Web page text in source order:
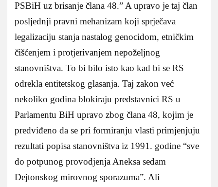
PSBiH uz brisanje člana 48.” A upravo je taj član
posljednji pravni mehanizam koji sprječava
legalizaciju stanja nastalog genocidom, etničkim
čišćenjem i protjerivanjem nepoželjnog
stanovništva. To bi bilo isto kao kad bi se RS
odrekla entitetskog glasanja. Taj zakon već
nekoliko godina blokiraju predstavnici RS u
Parlamentu BiH upravo zbog člana 48, kojim je
predviđeno da se pri formiranju vlasti primjenjuju
rezultati popisa stanovništva iz 1991. godine “sve
do potpunog provodjenja Aneksa sedam
Dejtonskog mirovnog sporazuma”. Ali